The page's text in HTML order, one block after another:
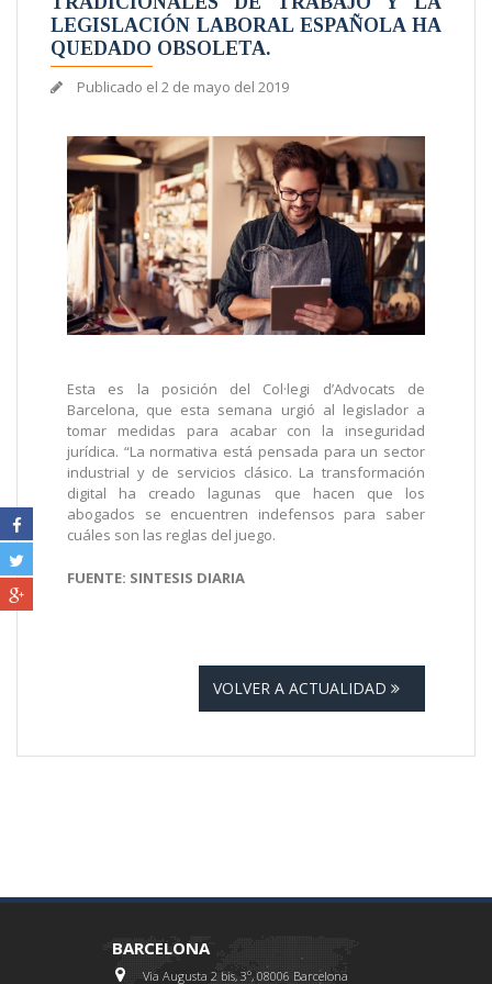
LEGISLACIÓN LABORAL ESPAÑOLA HA
QUEDADO OBSOLETA.
Publicado el 2 de mayo del 2019
Esta es la posición del Col·legi d’Advocats de
Barcelona, que esta semana urgió al legislador a
tomar medidas para acabar con la inseguridad
jurídica. “La normativa está pensada para un sector
industrial y de servicios clásico. La transformación
digital ha creado lagunas que hacen que los
abogados se encuentren indefensos para saber
cuáles son las reglas del juego.
FUENTE: SINTESIS DIARIA
VOLVER A ACTUALIDAD
BARCELONA
Via Augusta 2 bis, 3º, 08006 Barcelona